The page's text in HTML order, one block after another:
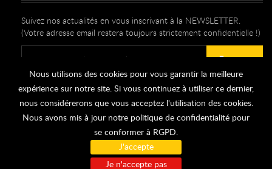
Nous utilisons des cookies pour vous garantir la meilleure
expérience sur notre site. Si vous continuez à utiliser ce dernier,
nous considérerons que vous acceptez l'utilisation des cookies.
Nous avons mis à jour notre politique de confidentialité pour
se conformer à RGPD.
J'accepte
Je n'accepte pas
Suivez nos actualités en vous inscrivant à la NEWSLETTER.
(Votre adresse email restera toujours strictement confidentielle !)
Envoyer
© 2026 Tous doits réservés. Club Multi Sports.